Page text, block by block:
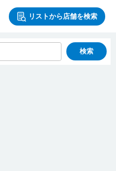
リストから店舗を検索
検索